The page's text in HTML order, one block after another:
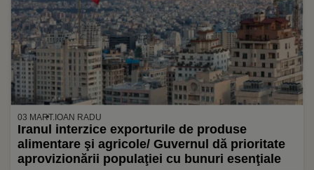
03 MART. IOAN RADU
Iranul interzice exporturile de produse
alimentare şi agricole/ Guvernul dă prioritate
aprovizionării populaţiei cu bunuri esenţiale